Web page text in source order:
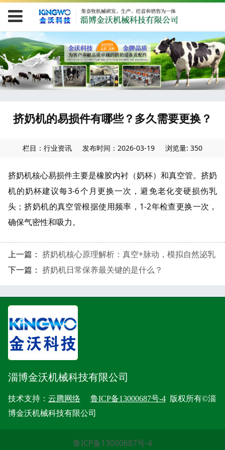
挤奶机的易损件有哪些？多久需要更换？
栏目：行业资讯 发布时间：2026-03-19 浏览量: 350
挤奶机核心易损件主要是橡胶内衬（奶杯）和真空管。挤奶
机的奶杯建议每3-6个月更换一次，避免老化变硬损伤乳
头；挤奶机的真空管根据使用频率，1-2年检查更换一次，
确保气密性和吸力。
上一篇： 挤奶机核心原理解析：真空+脉动，模拟自然泌乳
下一篇： 挤奶机日常保养最关键的是什么？
淄博金沃机械科技有限公司
技术支持： 云腾网络 鲁ICP备13000687号-4版权所有©淄
博金沃机械科技有限公司
鲁ICP备13000687号-4